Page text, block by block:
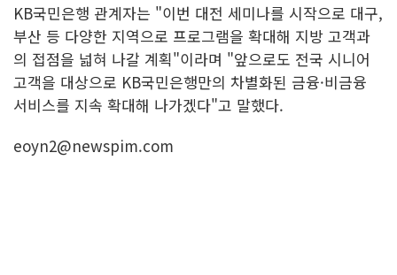
KB국민은행 관계자는 "이번 대전 세미나를 시작으로 대구,
부산 등 다양한 지역으로 프로그램을 확대해 지방 고객과
의 접점을 넓혀 나갈 계획"이라며 "앞으로도 전국 시니어
고객을 대상으로 KB국민은행만의 차별화된 금융·비금융
서비스를 지속 확대해 나가겠다"고 말했다.
eoyn2@newspim.com